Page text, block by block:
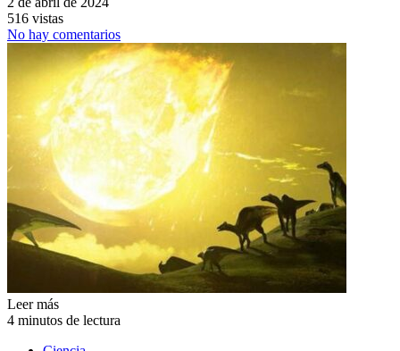
516 vistas
No hay comentarios
Leer más
4 minutos de lectura